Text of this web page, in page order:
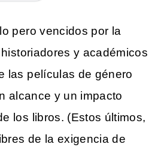
pero vencidos por la
y académicos
las películas de género
alcance y un impacto
los libros. (Estos últimos,
de la exigencia de